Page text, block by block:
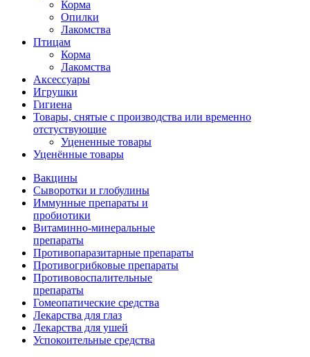
Корма
Опилки
Лакомства
Птицам
Корма
Лакомства
Аксессуары
Игрушки
Гигиена
Товары, снятые с производства или временно
отстуствующие
Уцененные товары
Уценённые товары
Вакцины
Сыворотки и глобулины
Иммунные препараты и
пробиотики
Витаминно-минеральные
препараты
Противопаразитарные препараты
Противогрибковые препараты
Противовоспалительные
препараты
Гомеопатические средства
Лекарства для глаз
Лекарства для ушей
Успокоительные средства